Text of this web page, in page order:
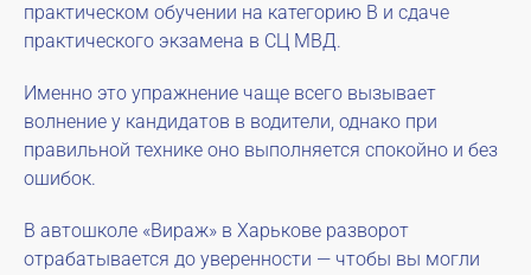
практическом обучении на категорию B и сдаче
практического экзамена в СЦ МВД.
Именно это упражнение чаще всего вызывает
волнение у кандидатов в водители, однако при
правильной технике оно выполняется спокойно и без
ошибок.
В автошколе «Вираж» в Харькове разворот
отрабатывается до уверенности — чтобы вы могли